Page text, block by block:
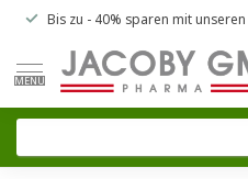
Bis zu - 40% sparen mit unseren
MENU